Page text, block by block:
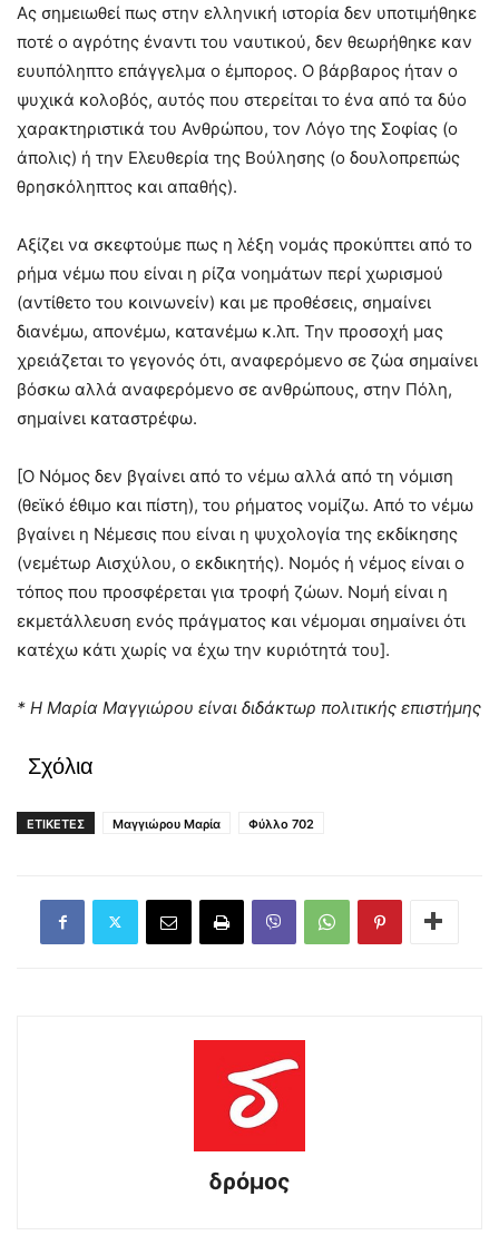
Ας σημειωθεί πως στην ελληνική ιστορία δεν υποτιμήθηκε
ποτέ ο αγρότης έναντι του ναυτικού, δεν θεωρήθηκε καν
ευυπόληπτο επάγγελμα ο έμπορος. Ο βάρβαρος ήταν ο
ψυχικά κολοβός, αυτός που στερείται το ένα από τα δύο
χαρακτηριστικά του Ανθρώπου, τον Λόγο της Σοφίας (ο
άπολις) ή την Ελευθερία της Βούλησης (ο δουλοπρεπώς
θρησκόληπτος και απαθής).
Αξίζει να σκεφτούμε πως η λέξη νομάς προκύπτει από το
ρήμα νέμω που είναι η ρίζα νοημάτων περί χωρισμού
(αντίθετο του κοινωνείν) και με προθέσεις, σημαίνει
διανέμω, απονέμω, κατανέμω κ.λπ. Την προσοχή μας
χρειάζεται το γεγονός ότι, αναφερόμενο σε ζώα σημαίνει
βόσκω αλλά αναφερόμενο σε ανθρώπους, στην Πόλη,
σημαίνει καταστρέφω.
[Ο Νόμος δεν βγαίνει από το νέμω αλλά από τη νόμιση
(θεϊκό έθιμο και πίστη), του ρήματος νομίζω. Από το νέμω
βγαίνει η Νέμεσις που είναι η ψυχολογία της εκδίκησης
(νεμέτωρ Αισχύλου, ο εκδικητής). Νομός ή νέμος είναι ο
τόπος που προσφέρεται για τροφή ζώων. Νομή είναι η
εκμετάλλευση ενός πράγματος και νέμομαι σημαίνει ότι
κατέχω κάτι χωρίς να έχω την κυριότητά του].
* Η Μαρία Μαγγιώρου είναι διδάκτωρ πολιτικής επιστήμης
Σχόλια
ΕΤΙΚΕΤΕΣ Μαγγιώρου Μαρία Φύλλο 702
δρόμος